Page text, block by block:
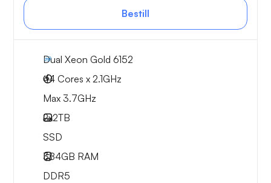
Bestill
Dual Xeon Gold 6152
44 Cores x 2.1GHz
Max 3.7GHz
2x2TB
SSD
384GB RAM
DDR5